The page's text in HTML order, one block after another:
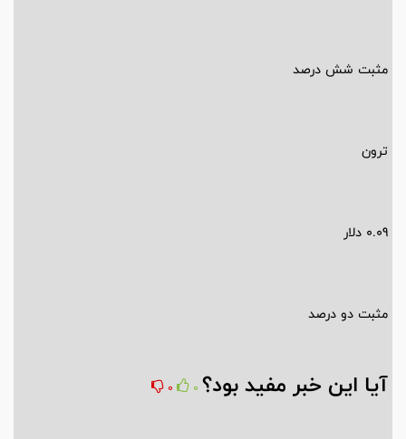
مثبت شش درصد
ترون
0.09 دلار
مثبت دو درصد
آیا این خبر مفید بود؟ 0
0